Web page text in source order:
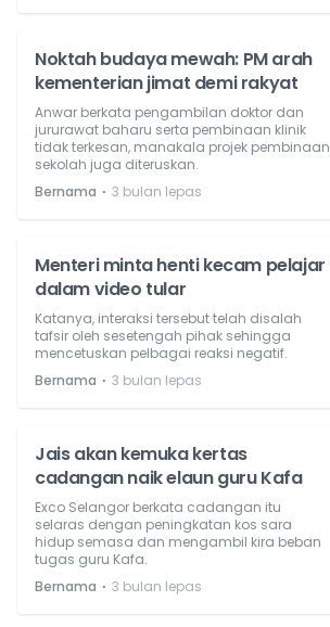
Noktah budaya mewah: PM arah
kementerian jimat demi rakyat
Anwar berkata pengambilan doktor dan
jururawat baharu serta pembinaan klinik
tidak terkesan, manakala projek pembinaan
sekolah juga diteruskan.
Bernama ⋅ 3 bulan lepas
Menteri minta henti kecam pelajar
dalam video tular
Katanya, interaksi tersebut telah disalah
tafsir oleh sesetengah pihak sehingga
mencetuskan pelbagai reaksi negatif.
Bernama ⋅ 3 bulan lepas
Jais akan kemuka kertas
cadangan naik elaun guru Kafa
Exco Selangor berkata cadangan itu
selaras dengan peningkatan kos sara
hidup semasa dan mengambil kira beban
tugas guru Kafa.
Bernama ⋅ 3 bulan lepas